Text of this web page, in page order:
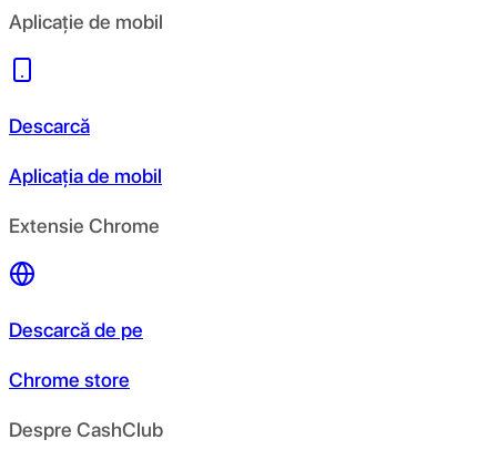
Aplicație de mobil
Descarcă
Aplicația de mobil
Extensie Chrome
Descarcă de pe
Chrome store
Despre CashClub